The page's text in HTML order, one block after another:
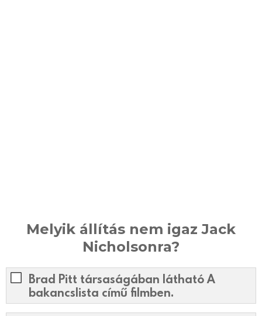
Melyik állítás nem igaz Jack
Nicholsonra?
Brad Pitt társaságában látható A
bakancslista című filmben.